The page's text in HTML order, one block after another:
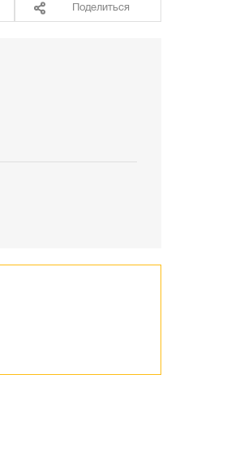
Поделиться